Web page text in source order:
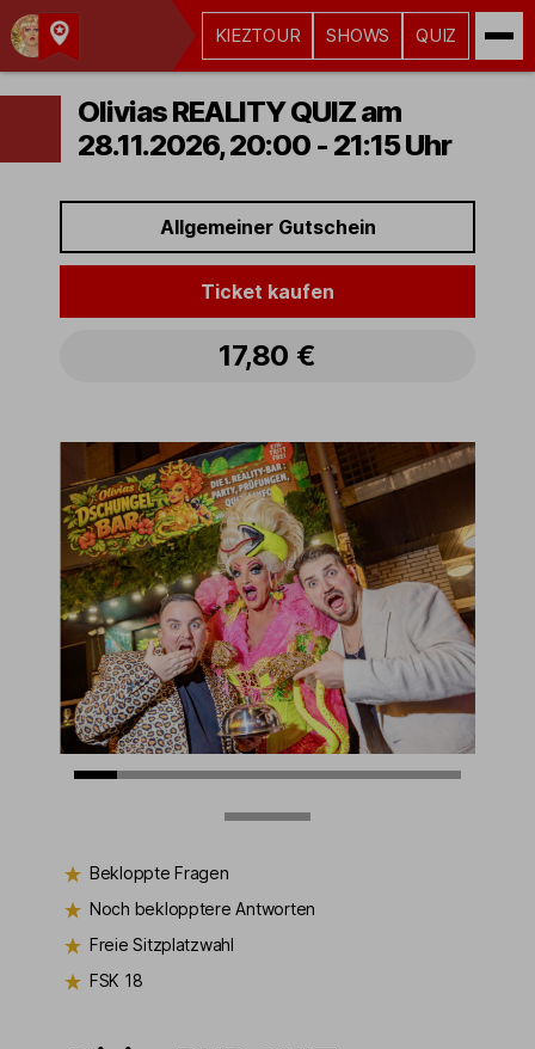
Kult-
Kieztouren
Hamburg
KIEZTOUR SHOWS QUIZ
Olivias REALITY QUIZ am
28.11.2026, 20:00 - 21:15 Uhr
Allgemeiner Gutschein
Ticket kaufen
17,80 €
Bekloppte Fragen
Noch beklopptere Antworten
Freie Sitzplatzwahl
FSK 18